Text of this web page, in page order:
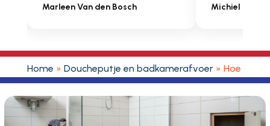
Michiel Uitdenbongerd Sarah Touat
Home » Doucheputje en badkamerafvoer» Hoe